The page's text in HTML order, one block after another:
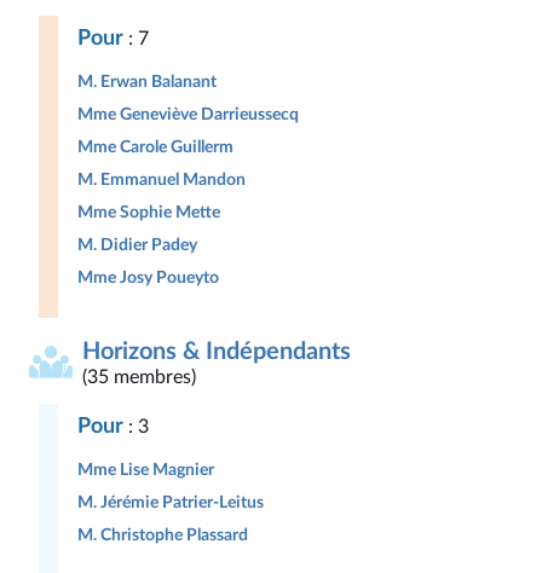
Pour : 7
M. Erwan Balanant
Mme Geneviève Darrieussecq
Mme Carole Guillerm
M. Emmanuel Mandon
Mme Sophie Mette
M. Didier Padey
Mme Josy Poueyto
Horizons & Indépendants
(35 membres)
Pour : 3
Mme Lise Magnier
M. Jérémie Patrier-Leitus
M. Christophe Plassard